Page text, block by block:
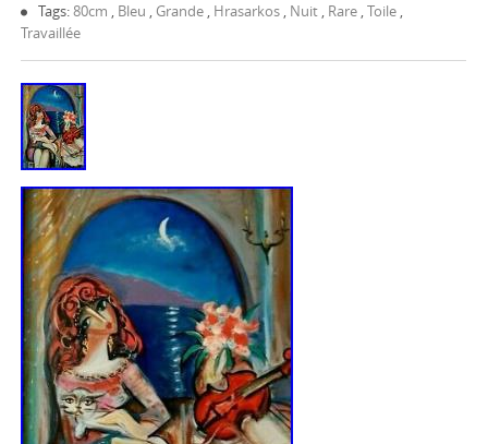
Tags:80cm , Bleu , Grande , Hrasarkos , Nuit , Rare ,Toile ,
Travaillée